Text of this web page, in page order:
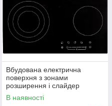
Вбудована електрична
поверхня з зонами
розширення і слайдер
керуванням Luxor RH 677
BSA
В наявності